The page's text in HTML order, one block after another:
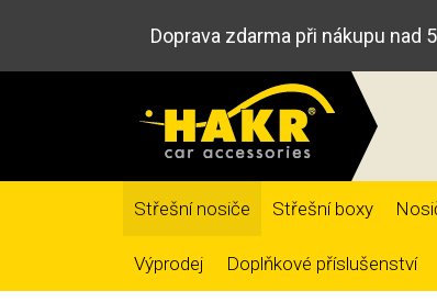
Doprava zdarma při nákupu nad
Střešní nosiče Střešní boxy
Výprodej Doplňkové příslušenství